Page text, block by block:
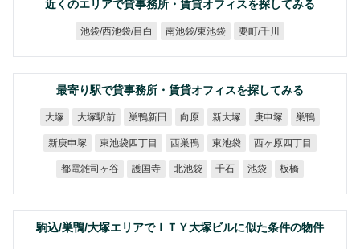
近くのエリアで貸事務所・賃貸オフィスを探してみる
池袋/西池袋/目白 南池袋/東池袋 要町/千川
最寄り駅で貸事務所・賃貸オフィスを探してみる
大塚 大塚駅前 巣鴨新田 向原 新大塚 庚申塚 巣鴨
新庚申塚 東池袋四丁目 西巣鴨 東池袋 西ヶ原四丁目
都電雑司ヶ谷 護国寺 北池袋 千石 池袋 板橋
駒込/巣鴨/大塚エリアでＩＴＹ大塚ビルに似た条件の物件